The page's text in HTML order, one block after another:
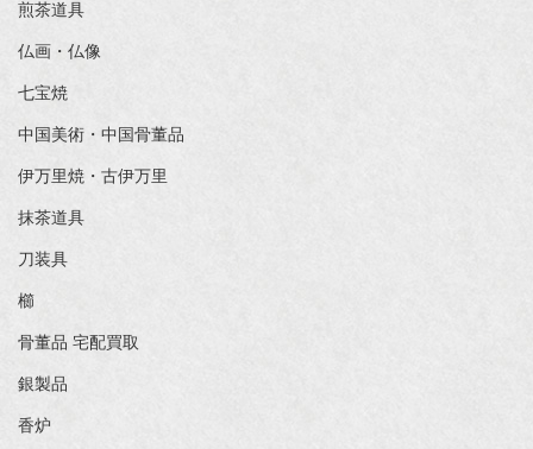
煎茶道具
仏画・仏像
七宝焼
中国美術・中国骨董品
伊万里焼・古伊万里
抹茶道具
刀装具
櫛
骨董品 宅配買取
銀製品
香炉